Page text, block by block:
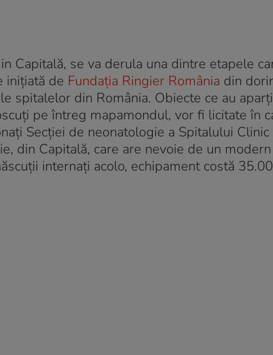
Capitală, se va derula una dintre etapele
inițiată de Fundația Ringier România din
spitalelor din România. Obiecte ce au
pe întreg mapamondul, vor fi licitate în
Secției de neonatologie a Spitalului
din Capitală, care are nevoie de un
internați acolo, echipament costă